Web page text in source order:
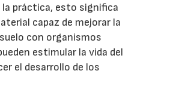
la práctica, esto significa
capaz de mejorar la
con organismos
estimular la vida del
el desarrollo de los